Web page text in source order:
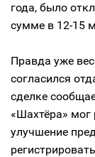
года, было
сумме в 12-15
Правда уже
согласился
сделке
«Шахтёра» мог
улучшение